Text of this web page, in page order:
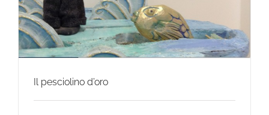
Il pesciolino d’oro